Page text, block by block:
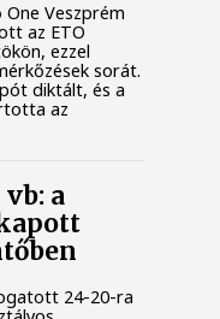
Veszprém
az ETO
ezzel
sorát.
diktált, és a
az
a
24-20-ra